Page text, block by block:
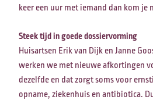
keer een uur met iemand dan kom je
Steek tijd in goede dossiervorming
Huisartsen Erik van Dijk en Janne
werken we met nieuwe afkortingen
dezelfde en dat zorgt soms voor
opname, ziekenhuis en antibiotica.